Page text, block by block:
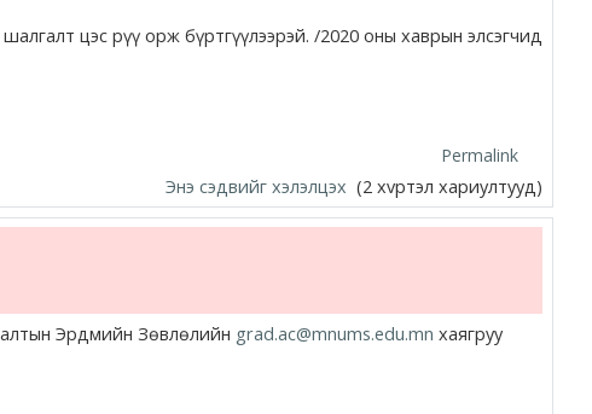
цэс рүү орж бүртгүүлээрэй. /2020 оны хаврын элсэгчид
Permalink
Энэ сэдвийг хэлэлцэх (2 хvртэл хариултууд)
Эрдмийн Зөвлөлийн grad.ac@mnums.edu.mn хаягруу